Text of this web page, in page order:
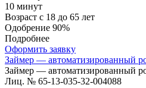
10 минут
Возраст с 18 до 65 лет
Одобрение 90%
Подробнее
Оформить заявку
Займер — автоматизированный
Займер — автоматизированный
Лиц. № 65-13-035-32-004088